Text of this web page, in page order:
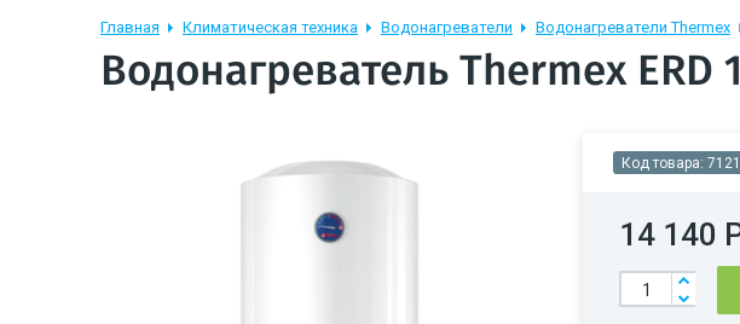
Главная Климатическая техника Водонагреватели Водонагреватели Thermex
Водонагреватель Thermex ERD
Код товара:
14 140